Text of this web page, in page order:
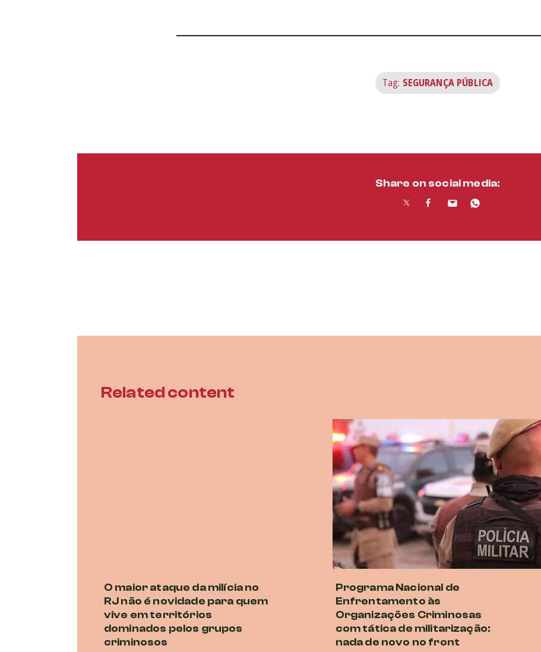
Tag: SEGURANÇA PÚBLICA
Share on social media:
Related content
O maior ataque da milícia no
RJ não é novidade para quem
vive em territórios
dominados pelos grupos
criminosos
Programa Nacional de
Enfrentamento às
Organizações Criminosas
com tática de militarização:
nada de novo no front